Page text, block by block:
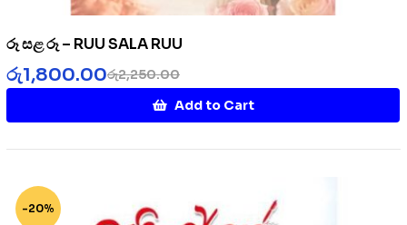
රූ සළ රූ – RUU SALA RUU
රු2,250.00
රු1,800.00
Add to Cart
-20%